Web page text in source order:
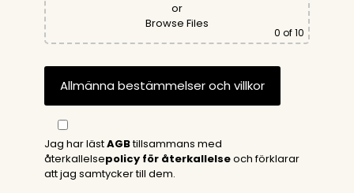
or
Browse Files
0 of 10
Jag har lästAGBtillsammans med
återkallelsepolicy för återkallelseoch förklarar
att jag samtycker till dem.